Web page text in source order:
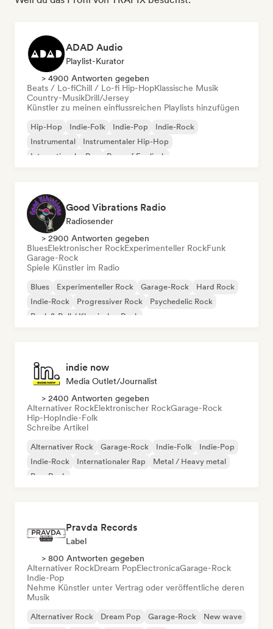
ADAD Audio
Playlist-Kurator
> 4900 Antworten gegeben
Beats / Lo-fiChill / Lo-fi Hip-HopKlassische Musik
Country-MusikDrill/Jersey
Künstler zu meinen einflussreichen Playlists hinzufügen
Hip-Hop Indie-Folk Indie-Pop
Indie-Rock
Instrumental
Instrumentaler Hip-Hop
Internationaler Rap
Rap auf Englisch
Good Vibrations Radio
Radiosender
> 2900 Antworten gegeben
BluesElektronischer RockExperimenteller RockFunk
Garage-Rock
Spiele Künstler im Radio
Blues Experimenteller Rock Garage-Rock
Hard Rock
Indie-Rock
Progressiver Rock
Psychedelic Rock
Rock & Roll / Klassischer Rock
indie now
Media Outlet/Journalist
> 2400 Antworten gegeben
Alternativer RockElektronischer RockGarage-Rock
Hip-HopIndie-Folk
Schreibe Artikel
Alternativer Rock Garage-Rock Indie-Folk
Indie-Pop
Indie-Rock
Internationaler Rap
Metal / Heavy metal
Pop-Rock
Pravda Records
Label
> 800 Antworten gegeben
Alternativer RockDream PopElectronicaGarage-Rock
Indie-Pop
Nehme Künstler unter Vertrag oder veröffentliche deren
Musik
Alternativer Rock Dream Pop Garage-Rock
New wave